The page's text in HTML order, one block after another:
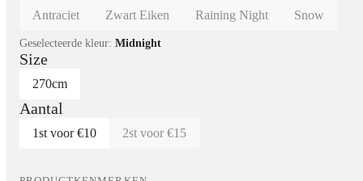
Antraciet Zwart Eiken Raining Night Snow
Geselecteerde kleur: Midnight
Size
270cm
Aantal
1st voor €10 2st voor €15